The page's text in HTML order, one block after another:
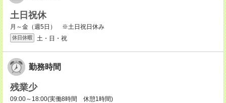
土日祝休
月～金（週5日） ※土日祝日休み
休日休暇 土・日・祝
勤務時間
残業少
09:00～18:00(実働8時間 休憩1時間)